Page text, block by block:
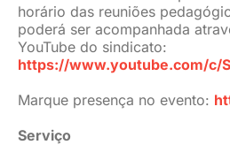
horário das reuniões
poderá ser acompanhada
YouTube do sindicato:
https://www.youtube.com/c/
Marque presença no evento:
Serviço